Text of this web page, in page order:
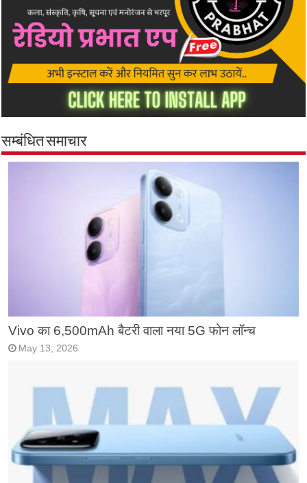
सम्बंधित समाचार
Vivo का 6,500mAh बैटरी वाला नया 5G फोन लॉन्च
May 13, 2026